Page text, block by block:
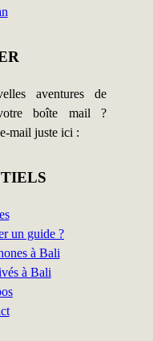
aventures de
boîte mail ?
mail juste ici :
un guide ?
à Bali
à Bali